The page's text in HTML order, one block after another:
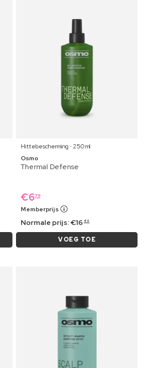
Hittebescherming ⋅ 250 ml
Osmo
Thermal Defense
€679
Memberprijs
Normale prijs:€16 49
VOEG TOE